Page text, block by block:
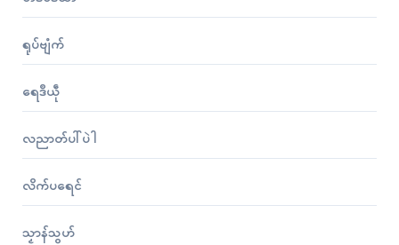
ရုပ်ဗျံက်
ရေဒဳယဵု
လညာတ်ပါ်ပဲါ
လိက်ပရေၚ်
သၟာန်သွဟ်